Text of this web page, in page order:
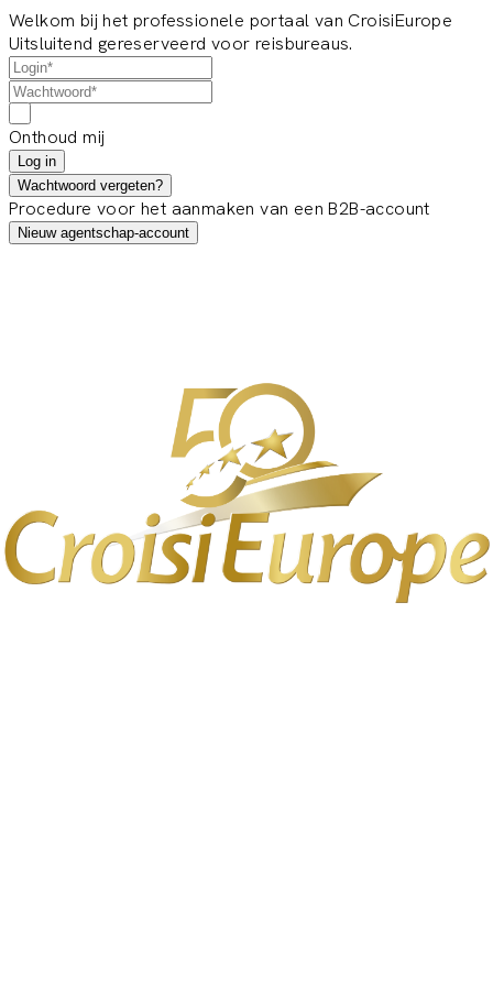
Welkom bij het professionele portaal van CroisiEurope
Uitsluitend gereserveerd voor reisbureaus.
Onthoud mij
Log in
Wachtwoord vergeten?
Procedure voor het aanmaken van een B2B-account
Nieuw agentschap-account